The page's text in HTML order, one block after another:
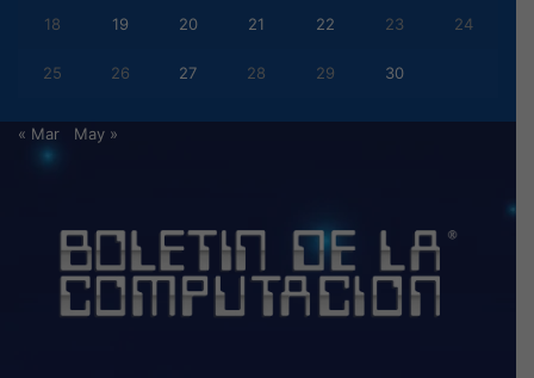
18 19 20 21 22 23 24
25 26 27 28 29 30
« Mar May »